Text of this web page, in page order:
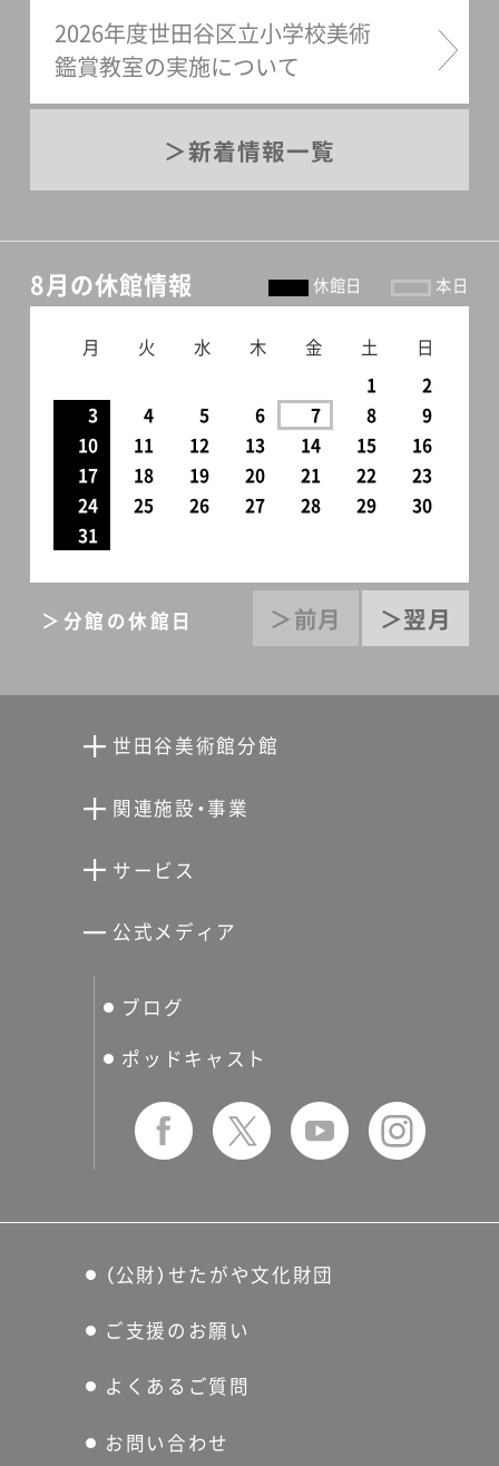
2026年度世田谷区立小学校美術
鑑賞教室の実施について
新着情報一覧
8月の休館情報 休館日 本日
月 火 水 木 金 土 日
1
2
3
4 5 6 7 8
9
10
11 12 13 14 15
16
17
18 19 20 21 22
23
24
25 26 27 28 29
30
31
＞前月 ＞翌月
＞分館の休館日
世田谷美術館分館
向井潤吉アトリエ館
分館スケジュール
関連施設・事業
せたおん
サービス
せたがやアーツカード
友の会
公式メディア
ブログ
ポッドキャスト
（公財）せたがや文化財団
ご支援のお願い
よくあるご質問
お問い合わせ